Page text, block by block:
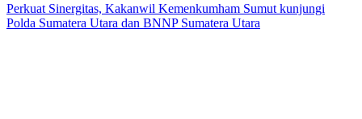
Perkuat Sinergitas, Kakanwil Kemenkumham Sumut kunjungi
Polda Sumatera Utara dan BNNP Sumatera Utara